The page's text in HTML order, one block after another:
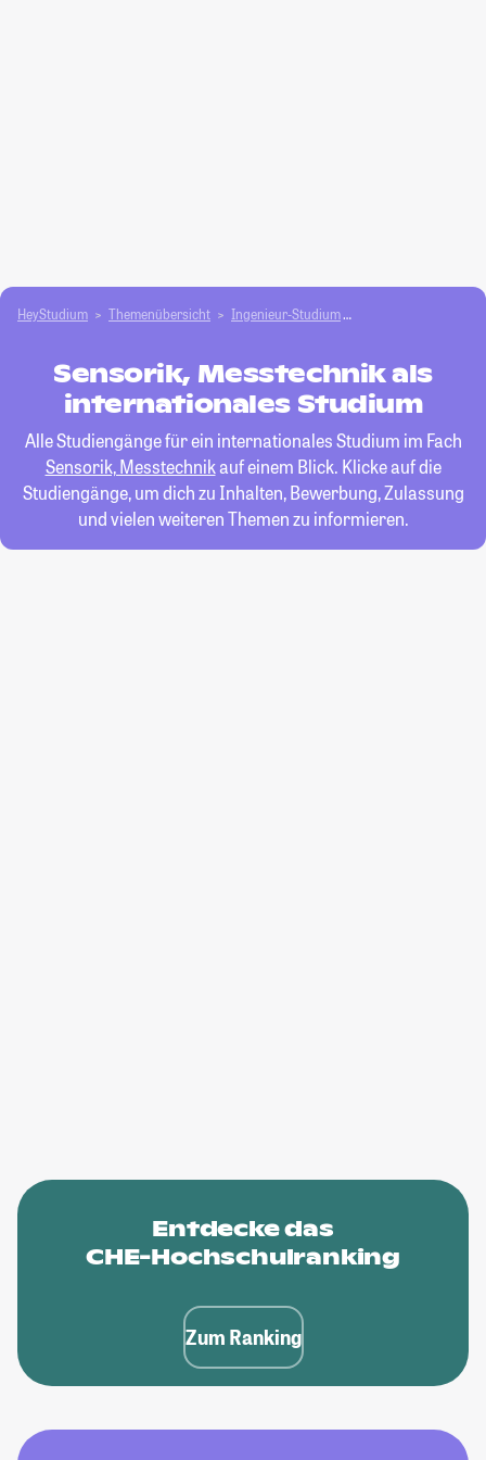
HeyStudium Themenübersicht Ingenieur-Studium
Sensorik, Messtechnik als
internationales Studium
Alle Studiengänge für ein internationales Studium im Fach
Sensorik, Messtechnikauf einem Blick. Klicke auf die
Studiengänge, um dich zu Inhalten, Bewerbung, Zulassung
und vielen weiteren Themen zu informieren.
Entdecke das
CHE-Hochschulranking
Zum Ranking